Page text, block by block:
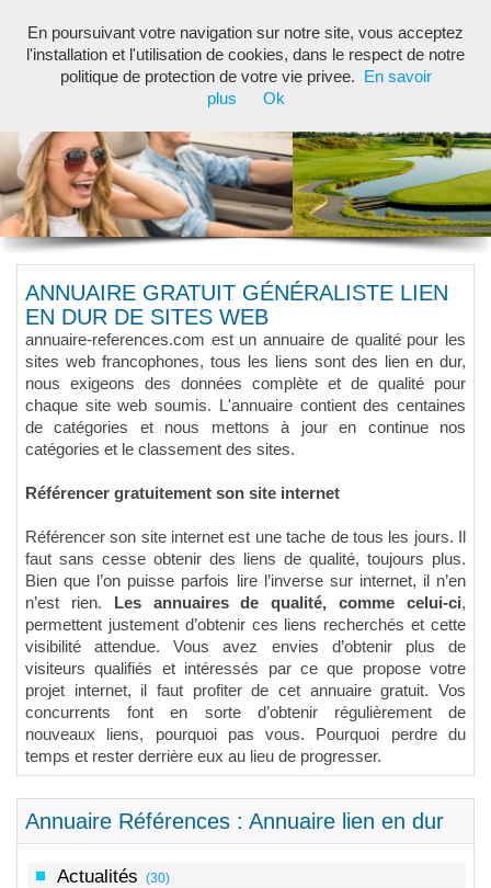
ANNUAIRE GRATUIT GÉNÉRALISTE LIEN
EN DUR DE SITES WEB
annuaire-references.com est un annuaire de qualité pour les
sites web francophones, tous les liens sont des lien en dur,
nous exigeons des données complète et de qualité pour
chaque site web soumis. L'annuaire contient des centaines
de catégories et nous mettons à jour en continue nos
catégories et le classement des sites.
Référencer gratuitement son site internet
Référencer son site internet est une tache de tous les jours. Il
faut sans cesse obtenir des liens de qualité, toujours plus.
Bien que l’on puisse parfois lire l’inverse sur internet, il n’en
n’est rien.
Les annuaires de qualité, comme celui-ci,
permettent justement d’obtenir ces liens recherchés et cette
visibilité attendue. Vous avez envies d’obtenir plus de
visiteurs qualifiés et intéressés par ce que propose votre
projet internet, il faut profiter de cet annuaire gratuit. Vos
concurrents font en sorte d’obtenir régulièrement de
nouveaux liens, pourquoi pas vous. Pourquoi perdre du
temps et rester derrière eux au lieu de progresser.
Annuaire Références : Annuaire lien en dur
Actualités (30)
En poursuivant votre navigation sur notre site, vous acceptez
l'installation et l'utilisation de cookies, dans le respect de notre
politique de protection de votre vie privee.
En savoir
plus
Ok